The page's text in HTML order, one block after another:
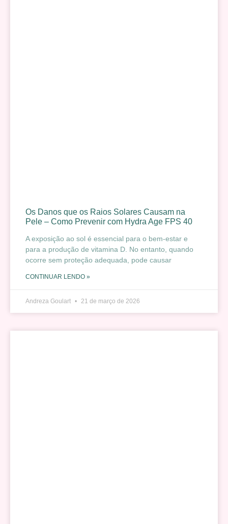
Os Danos que os Raios Solares Causam na
Pele – Como Prevenir com Hydra Age FPS 40
A exposição ao sol é essencial para o bem-estar e
para a produção de vitamina D. No entanto, quando
ocorre sem proteção adequada, pode causar
CONTINUAR LENDO »
Andreza Goulart 21 de março de 2026